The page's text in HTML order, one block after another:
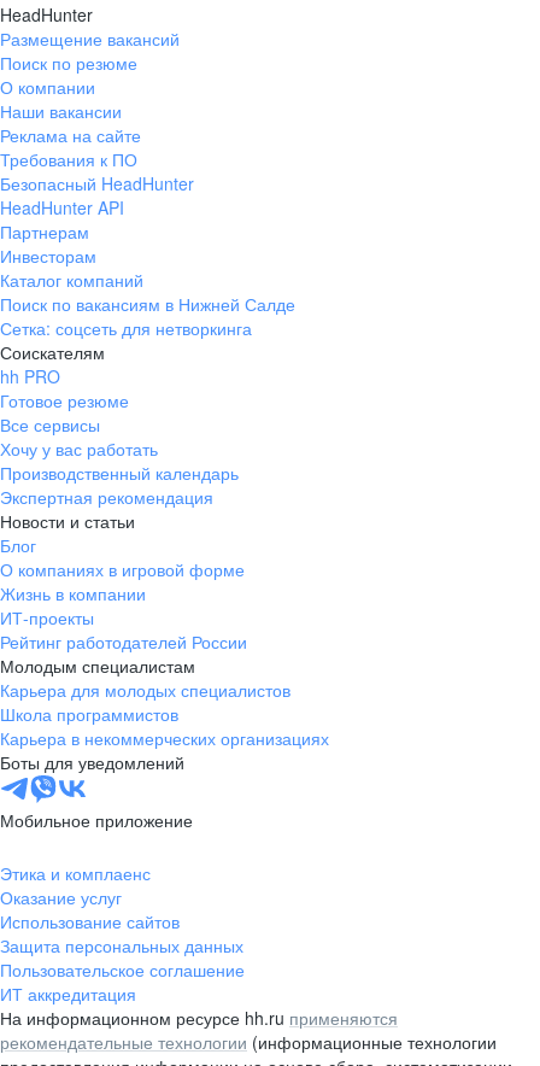
HeadHunter
Размещение вакансий
Поиск по резюме
О компании
Наши вакансии
Реклама на сайте
Требования к ПО
Безопасный HeadHunter
HeadHunter API
Партнерам
Инвесторам
Каталог компаний
Поиск по вакансиям в Нижней Салде
Сетка: соцсеть для нетворкинга
Соискателям
hh PRO
Готовое резюме
Все сервисы
Хочу у вас работать
Производственный календарь
Экспертная рекомендация
Новости и статьи
Блог
О компаниях в игровой форме
Жизнь в компании
ИТ-проекты
Рейтинг работодателей России
Молодым специалистам
Карьера для молодых специалистов
Школа программистов
Карьера в некоммерческих организациях
Боты для уведомлений
Мобильное приложение
Этика и комплаенс
Оказание услуг
Использование сайтов
Защита персональных данных
Пользовательское соглашение
ИТ аккредитация
На информационном ресурсе hh.ru применяются
рекомендательные технологии (информационные технологии